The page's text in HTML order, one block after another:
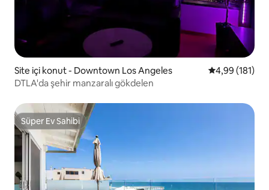
Site içi konut - Downtown Los Angeles 5 üzerinden
4,99 (181)
DTLA'da şehir manzaralı gökdelen
Süper Ev Sahibi
Süper Ev Sahibi